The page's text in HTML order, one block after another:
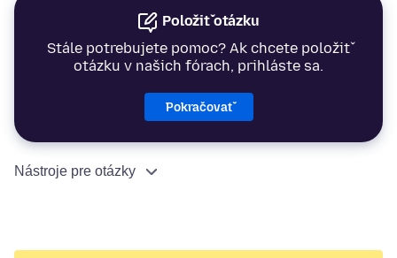
Položiť otázku
Stále potrebujete pomoc? Ak chcete položiť
otázku v našich fórach, prihláste sa.
Pokračovať
Nástroje pre otázky